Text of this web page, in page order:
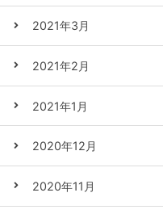
2021年3月
2021年2月
2021年1月
2020年12月
2020年11月